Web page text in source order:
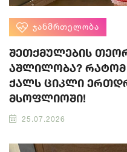
ᲯᲐᲜᲛᲠᲗᲔᲚᲝᲑᲐ
შეთქმულების
აშლილობა? რატომ
ქალს ციკლი
მსოფლიოში!
25.07.2026